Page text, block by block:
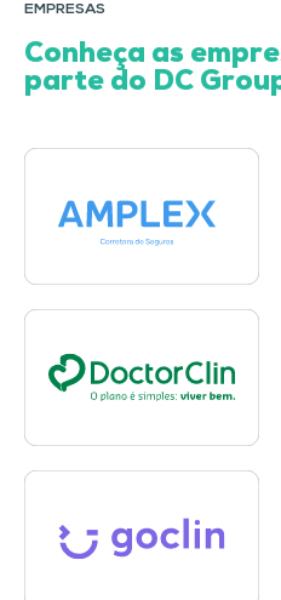
EMPRESAS
Conheça as
parte do DC